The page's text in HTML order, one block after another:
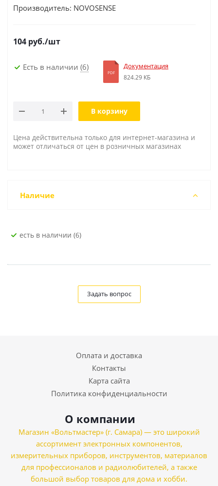
Производитель: NOVOSENSE
104 руб./шт
Есть в наличии (6)
PDF
Документация
824.29 КБ
В корзину
Цена действительна только для интернет-магазина и
может отличаться от цен в розничных магазинах
Наличие
Есть в наличии (6)
Задать вопрос
Оплата и доставка
Контакты
Карта сайта
Политика конфиденциальности
О компании
Магазин «Вольтмастер» (г. Самара) — это широкий
ассортимент электронных компонентов,
измерительных приборов, инструментов, материалов
для профессионалов и радиолюбителей, а также
большой выбор товаров для дома и хобби.